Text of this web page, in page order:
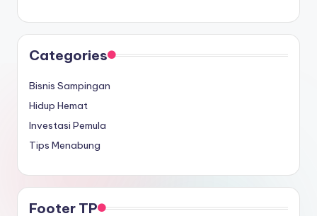
Categories
Bisnis Sampingan
Hidup Hemat
Investasi Pemula
Tips Menabung
Footer TP